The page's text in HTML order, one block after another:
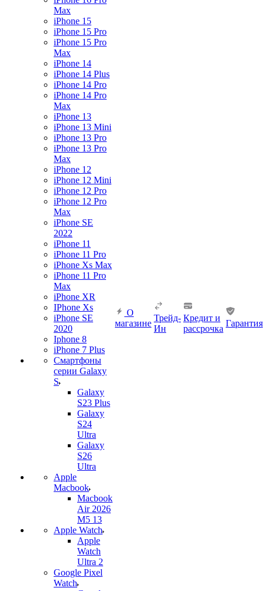
Max
iPhone 15
iPhone 15 Pro
iPhone 15 Pro
Max
iPhone 14
iPhone 14 Plus
iPhone 14 Pro
iPhone 14 Pro
Max
iPhone 13
iPhone 13 Mini
iPhone 13 Pro
iPhone 13 Pro
Max
iPhone 12
iPhone 12 Mini
iPhone 12 Pro
iPhone 12 Pro
Max
iPhone SE
2022
iPhone 11
iPhone 11 Pro
iPhone Xs Max
iPhone 11 Pro
Max
iPhone XR
IPhone Xs
iPhone SE
2020
Iphone 8
iPhone 7 Plus
Смартфоны
серии Galaxy
S
Galaxy
S23 Plus
Galaxy
S24
Ultra
Galaxy
S26
Ultra
Apple
Macbook
Macbook
Air 2026
M5 13
Apple Watch
Apple
Watch
Ultra 2
Google Pixel
Watch
О
магазине
Трейд-
Ин
Кредит и
рассрочка
Гарантия